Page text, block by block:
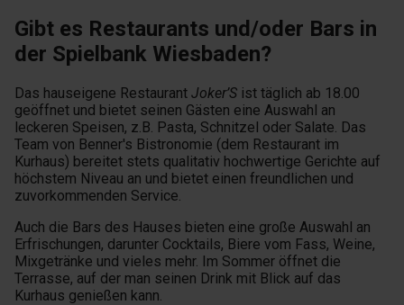
Gibt es Restaurants und/oder Bars in
der Spielbank Wiesbaden?
Das hauseigene Restaurant Joker’S ist täglich ab 18.00
geöffnet und bietet seinen Gästen eine Auswahl an
leckeren Speisen, z.B. Pasta, Schnitzel oder Salate. Das
Team von Benner's Bistronomie (dem Restaurant im
Kurhaus) bereitet stets qualitativ hochwertige Gerichte auf
höchstem Niveau an und bietet einen freundlichen und
zuvorkommenden Service.
Auch die Bars des Hauses bieten eine große Auswahl an
Erfrischungen, darunter Cocktails, Biere vom Fass, Weine,
Mixgetränke und vieles mehr. Im Sommer öffnet die
Terrasse, auf der man seinen Drink mit Blick auf das
Kurhaus genießen kann.